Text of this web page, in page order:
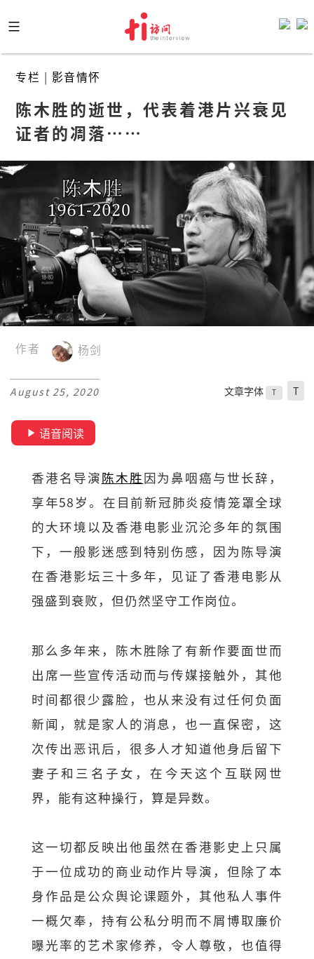
to
content
专栏 | 影音情怀
陈木胜的逝世，代表着港片兴衰见
证者的凋落……
作者 杨剑
August 25, 2020 文章字体 T T
语音阅读
香港名导演陈木胜因为鼻咽癌与世长辞，
享年58岁。在目前新冠肺炎疫情笼罩全球
的大环境以及香港电影业沉沦多年的氛围
下，一般影迷感到特别伤感，因为陈导演
在香港影坛三十多年，见证了香港电影从
强盛到衰败，但仍然坚守工作岗位。
那么多年来，陈木胜除了有新作要面世而
出席一些宣传活动而与传媒接触外，其他
时间都很少露脸，也从来没有过任何负面
新闻，就是家人的消息，也一直保密，这
次传出恶讯后，很多人才知道他身后留下
妻子和三名子女，在今天这个互联网世
界，能有这种操行，算是异数。
这一切都反映出他虽然在香港影史上只属
于一位成功的商业动作片导演，但除了本
身作品是公众舆论课题外，其他私人事件
一概欠奉，持有公私分明而不屑博取廉价
曝光率的艺术家修养，令人尊敬，也值得